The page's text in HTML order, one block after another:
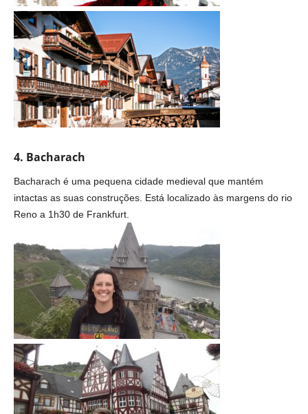
4. Bacharach
Bacharach é uma pequena cidade medieval que mantém
intactas as suas construções. Está localizado às margens do rio
Reno a 1h30 de Frankfurt.